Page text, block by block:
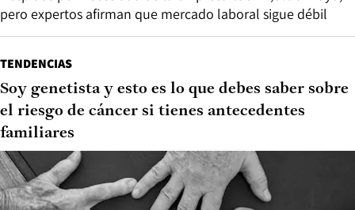
pero expertos afirman que mercado laboral sigue débil
TENDENCIAS
Soy genetista y esto es lo que debes saber sobre
el riesgo de cáncer si tienes antecedentes
familiares